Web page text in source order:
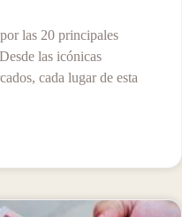
las 20 principales
las icónicas
cada lugar de esta